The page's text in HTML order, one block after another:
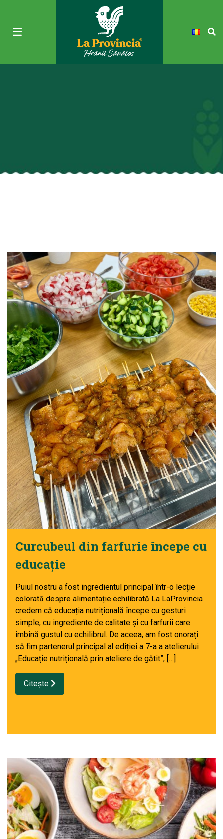
Curcubeul din farfurie începe cu
educație
Puiul nostru a fost ingredientul principal într-o lecție
colorată despre alimentație echilibrată La LaProvincia
credem că educația nutrițională începe cu gesturi
simple, cu ingrediente de calitate și cu farfurii care
îmbină gustul cu echilibrul. De aceea, am fost onorați
să fim partenerul principal al ediției a 7-a a atelierului
„Educație nutrițională prin ateliere de gătit”, […]
Citește